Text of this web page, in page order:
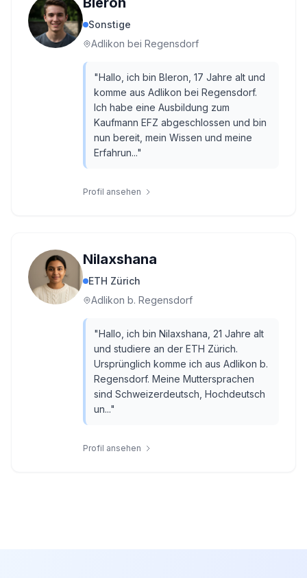
Sonstige
Adlikon bei Regensdorf
"Hallo, ich bin Bleron, 17 Jahre alt und
komme aus Adlikon bei Regensdorf.
Ich habe eine Ausbildung zum
Kaufmann EFZ abgeschlossen und bin
nun bereit, mein Wissen und meine
Erfahrun..."
Profil ansehen
Nilaxshana
ETH Zürich
Adlikon b. Regensdorf
"Hallo, ich bin Nilaxshana, 21 Jahre alt
und studiere an der ETH Zürich.
Ursprünglich komme ich aus Adlikon b.
Regensdorf. Meine Muttersprachen
sind Schweizerdeutsch, Hochdeutsch
un..."
Profil ansehen